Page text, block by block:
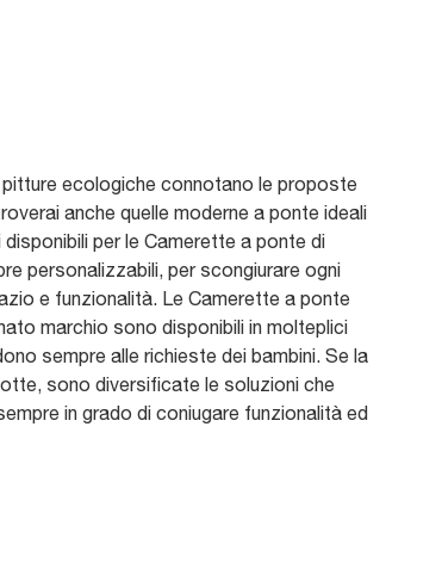
pitture ecologiche connotano le proposte
anche quelle moderne a ponte ideali
per le Camerette a ponte di
personalizzabili, per scongiurare ogni
e funzionalità. Le Camerette a ponte
marchio sono disponibili in molteplici
sempre alle richieste dei bambini. Se la
sono diversificate le soluzioni che
in grado di coniugare funzionalità ed